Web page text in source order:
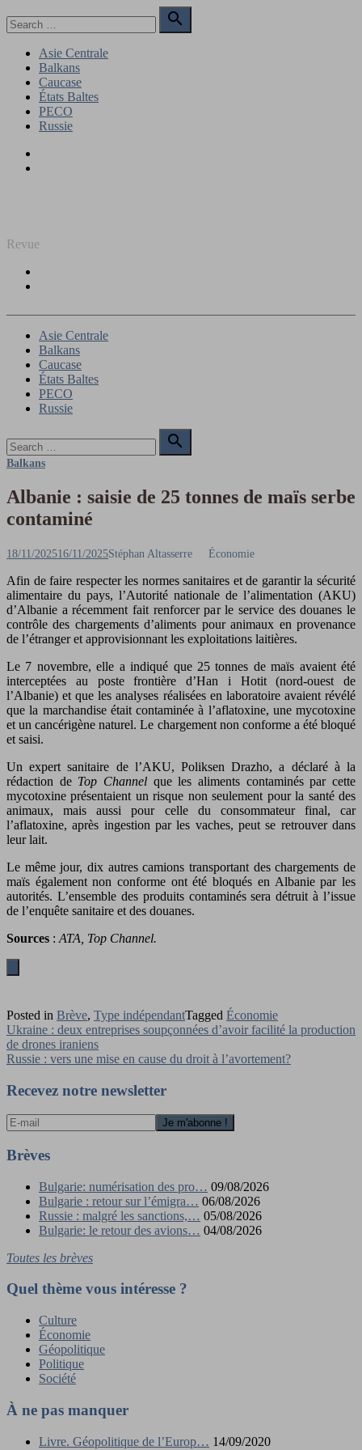
to
for:

Search
Asie Centrale
Balkans
Caucase
États Baltes
PECO
Russie
Revue
Asie Centrale
Balkans
Caucase
États Baltes
PECO
Russie
for:

Search
Balkans
Albanie : saisie de 25 tonnes de maïs serbe
contaminé
Posted
18/11/202516/11/2025Author
Stéphan Altasserre Économie
Afin de faire respecter les normes sanitaires et de garantir la sécurité
alimentaire du pays, l’Autorité nationale de l’alimentation (AKU)
d’Albanie a récemment fait renforcer par le service des douanes le
contrôle des chargements d’aliments pour animaux en provenance
de l’étranger et approvisionnant les exploitations laitières.
Le 7 novembre, elle a indiqué que 25 tonnes de maïs avaient été
interceptées au poste frontière d’Han i Hotit (nord-ouest de
l’Albanie) et que les analyses réalisées en laboratoire avaient révélé
que la marchandise était contaminée à l’aflatoxine, une mycotoxine
et un cancérigène naturel. Le chargement non conforme a été bloqué
et saisi.
Un expert sanitaire de l’AKU, Poliksen Drazho, a déclaré à la
rédaction de Top Channel que les aliments contaminés par cette
mycotoxine présentaient un risque non seulement pour la santé des
animaux, mais aussi pour celle du consommateur final, car
l’aflatoxine, après ingestion par les vaches, peut se retrouver dans
leur lait.
Le même jour, dix autres camions transportant des chargements de
maïs également non conforme ont été bloqués en Albanie par les
autorités. L’ensemble des produits contaminés sera détruit à l’issue
de l’enquête sanitaire et des douanes.
Sources : ATA, Top Channel.
Posted in Brève, Type indépendantTagged Économie
Navigation
de
Ukraine : deux entreprises soupçonnées d’avoir facilité la production
de drones iraniens
Russie : vers une mise en cause du droit à l’avortement?
Recevez notre newsletter
Brèves
Bulgarie: numérisation des pro… 09/08/2026
Bulgarie : retour sur l’émigra… 06/08/2026
Russie : malgré les sanctions,… 05/08/2026
Bulgarie: le retour des avions… 04/08/2026
Toutes les brèves
Quel thème vous intéresse ?
Culture
Économie
Géopolitique
Politique
Société
À ne pas manquer
Livre. Géopolitique de l’Europ… 14/09/2020